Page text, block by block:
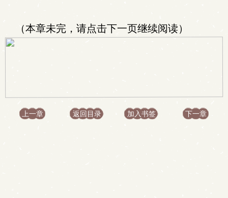
（本章未完，请点击下一页继续阅读）
上一章 返回目录 加入书签 下一章